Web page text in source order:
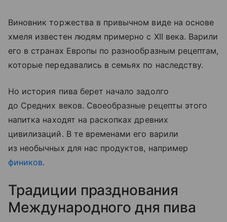
Виновник торжества в привычном виде на основе
хмеля известен людям примерно с XII века. Варили
его в странах Европы по разнообразным рецептам,
которые передавались в семьях по наследству.
Но история пива берет начало задолго
до Средних веков. Своеобразные рецепты этого
напитка находят на раскопках древних
цивилизаций. В те временами его варили
из необычных для нас продуктов, например
фиников.
Традиции празднования
Международного дня пива